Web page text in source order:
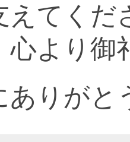
えてく
心より御
ありがと